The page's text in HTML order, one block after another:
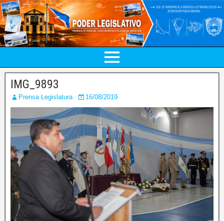
IMG_9893
Prensa Legislatura 16/08/2019